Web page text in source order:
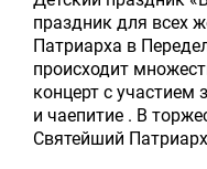
праздник для всех
Патриарха в
происходит
концерт с участием
и чаепитие . В
Святейший